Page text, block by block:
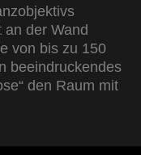
an der Wand
von bis zu 150
beeindruckendes
den Raum mit